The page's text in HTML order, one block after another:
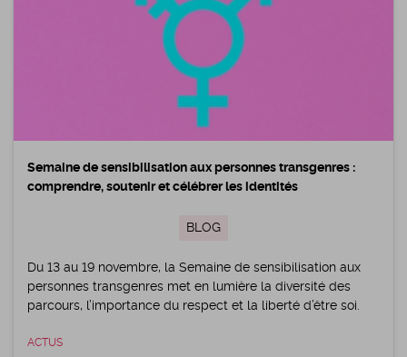
Semaine de sensibilisation aux personnes transgenres :
comprendre, soutenir et célébrer les identités
BLOG
Du 13 au 19 novembre, la Semaine de sensibilisation aux
personnes transgenres met en lumière la diversité des
parcours, l’importance du respect et la liberté d’être soi.
ACTUS